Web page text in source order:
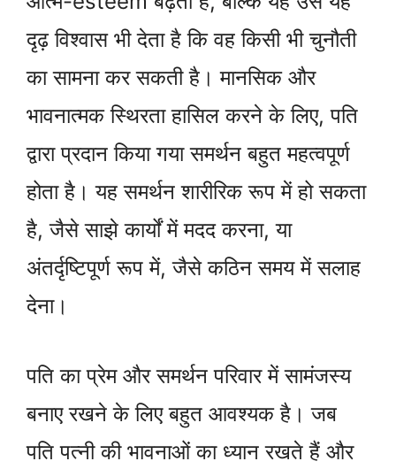
दृढ़ विश्वास भी देता है कि वह किसी भी चुनौती
का सामना कर सकती है। मानसिक और
भावनात्मक स्थिरता हासिल करने के लिए, पति
द्वारा प्रदान किया गया समर्थन बहुत महत्वपूर्ण
होता है। यह समर्थन शारीरिक रूप में हो सकता
है, जैसे साझे कार्यों में मदद करना, या
अंतर्दृष्टिपूर्ण रूप में, जैसे कठिन समय में सलाह
देना।
पति का प्रेम और समर्थन परिवार में सामंजस्य
बनाए रखने के लिए बहुत आवश्यक है। जब
पति पत्नी की भावनाओं का ध्यान रखते हैं और